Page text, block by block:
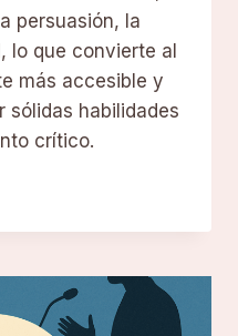
persuasión, la
lo que convierte al
más accesible y
sólidas habilidades
crítico.